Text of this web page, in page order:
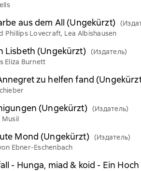
aus dem All (Ungekürzt)
Phillips Lovecraft, Lea Albishausen
Lisbeth (Ungekürzt) (Издатель)
Eliza Burnett
zu helfen fand
(Ungekürzt) (Издатель)
Musil
Mond (Ungekürzt) (Издатель)
Ebner-Eschenbach
- Hunga, miad & koid - Ein